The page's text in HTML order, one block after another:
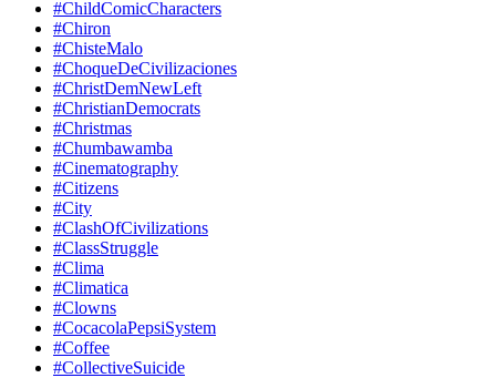
#ChildComicCharacters
#Chiron
#ChisteMalo
#ChoqueDeCivilizaciones
#ChristDemNewLeft
#ChristianDemocrats
#Christmas
#Chumbawamba
#Cinematography
#Citizens
#City
#ClashOfCivilizations
#ClassStruggle
#Clima
#Climatica
#Clowns
#CocacolaPepsiSystem
#Coffee
#CollectiveSuicide